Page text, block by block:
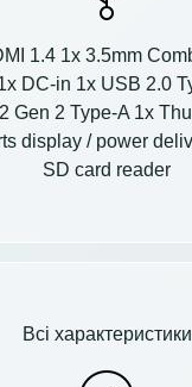
1.4 1x 3.5mm
DC-in 1x USB 2.0
Gen 2 Type-A 1x
display / power
SD card reader
Всі характеристики